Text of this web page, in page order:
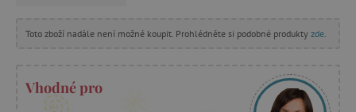
Toto zboží nadále není možné koupit. Prohlédněte si podobné produkty zde
Vhodné pro